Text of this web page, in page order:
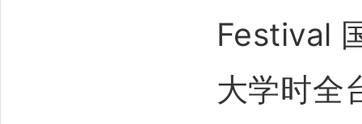
Festival
大学时全